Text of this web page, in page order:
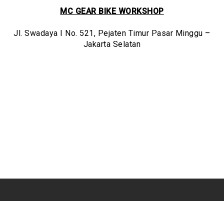
MC GEAR BIKE WORKSHOP
Jl. Swadaya I No. 521, Pejaten Timur Pasar Minggu –
Jakarta Selatan